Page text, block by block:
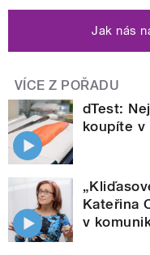
Jak nás
VÍCE Z POŘADU
dTest:
koupíte v
Kateřina
v